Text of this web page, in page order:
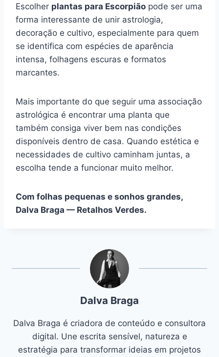
Escolher plantas para Escorpião pode ser uma
forma interessante de unir astrologia,
decoração e cultivo, especialmente para quem
se identifica com espécies de aparência
intensa, folhagens escuras e formatos
marcantes.
Mais importante do que seguir uma associação
astrológica é encontrar uma planta que
também consiga viver bem nas condições
disponíveis dentro de casa. Quando estética e
necessidades de cultivo caminham juntas, a
escolha tende a funcionar muito melhor.
Com folhas pequenas e sonhos grandes,
Dalva Braga — Retalhos Verdes.
Dalva Braga
Dalva Braga é criadora de conteúdo e consultora
digital. Une escrita sensível, natureza e
estratégia para transformar ideias em projetos